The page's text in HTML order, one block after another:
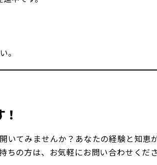
。
いてみませんか？あなたの経験と知恵
ちの方は、お気軽にお問い合わせくださ